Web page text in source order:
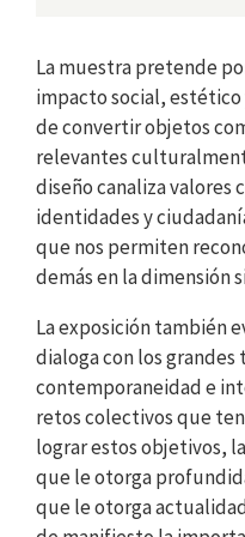
La muestra pretende
impacto social,
de convertir objetos
relevantes
diseño canaliza
identidades y
que nos permiten
demás en la dimensión
La exposición también
dialoga con los grandes
contemporaneidad e
retos colectivos que
lograr estos objetivos,
que le otorga
que le otorga